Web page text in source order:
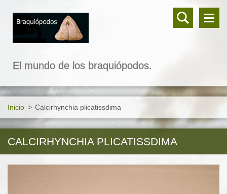
El mundo de los braquiópodos.
Inicio > Calcirhynchia plicatissdima
CALCIRHYNCHIA PLICATISSDIMA